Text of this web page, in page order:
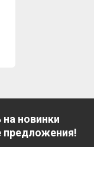
новинки
предложения!